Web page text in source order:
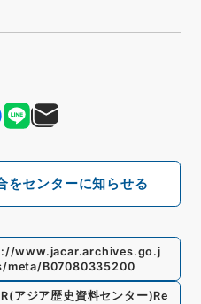
をセンターに知らせる
www.jacar.archives.go.j
meta/B07080335200
アジア歴史資料センター)Re